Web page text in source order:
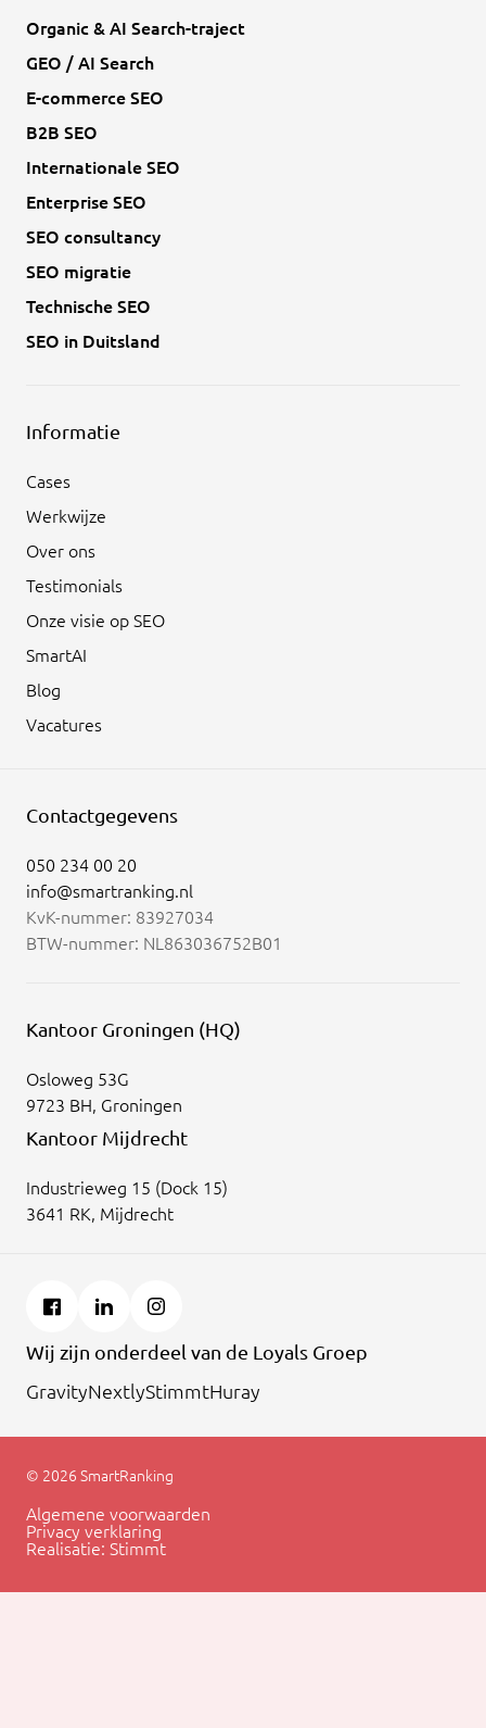
Organic & AI Search-traject
GEO / AI Search
E-commerce SEO
B2B SEO
Internationale SEO
Enterprise SEO
SEO consultancy
SEO migratie
Technische SEO
SEO in Duitsland
Informatie
Cases
Werkwijze
Over ons
Testimonials
Onze visie op SEO
SmartAI
Blog
Vacatures
Contactgegevens
050 234 00 20
info@smartranking.nl
KvK-nummer: 83927034
BTW-nummer: NL863036752B01
Kantoor Groningen (HQ)
Osloweg 53G
9723 BH, Groningen
Kantoor Mijdrecht
Industrieweg 15 (Dock 15)
3641 RK, Mijdrecht
Wij zijn onderdeel van de Loyals Groep
GravityNextlyStimmtHuray
© 2026 SmartRanking
Algemene voorwaarden
Privacy verklaring
Realisatie: Stimmt